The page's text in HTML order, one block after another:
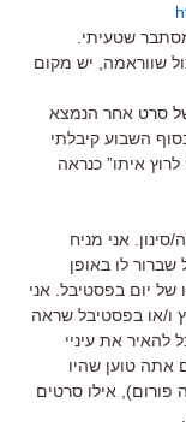
שטעיתי.
שווראמה, יש מקום
סרט אחר הנמצא
השבוע קיבלתי
איתו” כנראה
אני מניח
לו באופן
של יום בפסטיבל. אני
ו/או בפסטיבל שראה
להאיר את עיניי
אתה טוען שהיו
פורום), אילו סרטים